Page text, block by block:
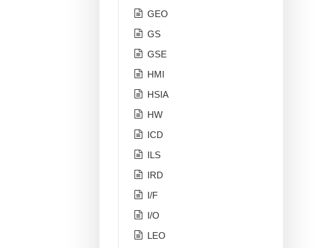
GEO
GS
GSE
HMI
HSIA
HW
ICD
ILS
IRD
I/F
I/O
LEO